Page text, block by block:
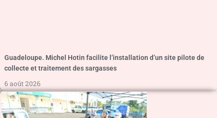
Guadeloupe. Michel Hotin facilite l’installation d’un site pilote de
collecte et traitement des sargasses
6 août 2026